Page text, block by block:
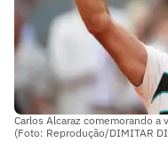
Carlos Alcaraz comemorando a
(Foto: Reprodução/DIMITAR